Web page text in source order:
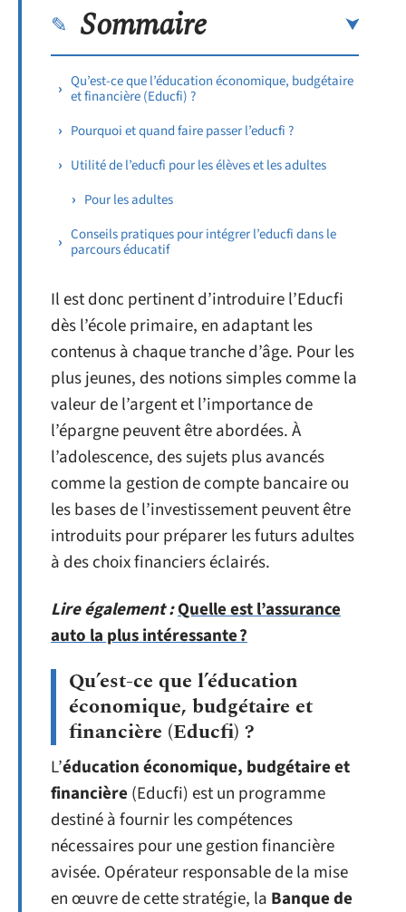
Sommaire
Qu’est-ce que l’éducation économique, budgétaire
et financière (Educfi) ?
Pourquoi et quand faire passer l’educfi ?
Utilité de l’educfi pour les élèves et les adultes
Pour les adultes
Conseils pratiques pour intégrer l’educfi dans le
parcours éducatif
Il est donc pertinent d’introduire l’Educfi
dès l’école primaire, en adaptant les
contenus à chaque tranche d’âge. Pour les
plus jeunes, des notions simples comme la
valeur de l’argent et l’importance de
l’épargne peuvent être abordées. À
l’adolescence, des sujets plus avancés
comme la gestion de compte bancaire ou
les bases de l’investissement peuvent être
introduits pour préparer les futurs adultes
à des choix financiers éclairés.
Lire également :Quelle est l’assurance
auto la plus intéressante ?
Qu’est-ce que l’éducation
économique, budgétaire et
financière (Educfi) ?
L’éducation économique, budgétaire et
financière (Educfi) est un programme
destiné à fournir les compétences
nécessaires pour une gestion financière
avisée. Opérateur responsable de la mise
en œuvre de cette stratégie, la Banque de